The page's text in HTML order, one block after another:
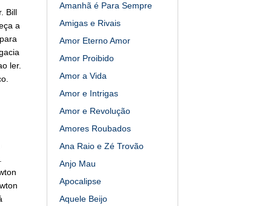
Bill
a
ler.
Amanhã é Para Sempre
Amigas e Rivais
Amor Eterno Amor
Amor Proibido
Amor a Vida
Amor e Intrigas
Amor e Revolução
Amores Roubados
Ana Raio e Zé Trovão
Anjo Mau
Apocalipse
Aquele Beijo